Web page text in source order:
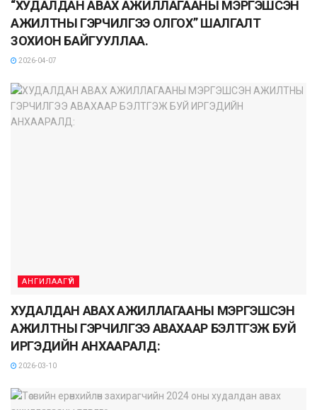
“ХУДАЛДАН АВАХ АЖИЛЛАГААНЫ МЭРГЭШСЭН
АЖИЛТНЫ ГЭРЧИЛГЭЭ ОЛГОХ” ШАЛГАЛТ
ЗОХИОН БАЙГУУЛЛАА.
2026-04-07
АНГИЛААГҮЙ
ХУДАЛДАН АВАХ АЖИЛЛАГААНЫ МЭРГЭШСЭН
АЖИЛТНЫ ГЭРЧИЛГЭЭ АВАХААР БЭЛТГЭЖ БУЙ
ИРГЭДИЙН АНХААРАЛД:
2026-03-10